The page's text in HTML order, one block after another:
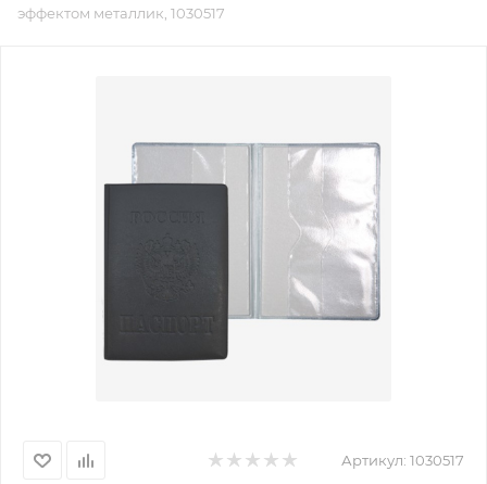
эффектом металлик, 1030517
Артикул: 1030517